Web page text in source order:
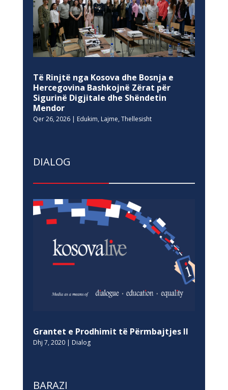
Të Rinjtë nga Kosova dhe Bosnja e
Hercegovina Bashkojnë Zërat për
Sigurinë Digjitale dhe Shëndetin
Mendor
Qer 26, 2026| Edukim, Lajme, Thellesisht
DIALOG
Grantet e Prodhimit të Përmbajtjes II
Dhj 7, 2020| Dialog
BARAZI